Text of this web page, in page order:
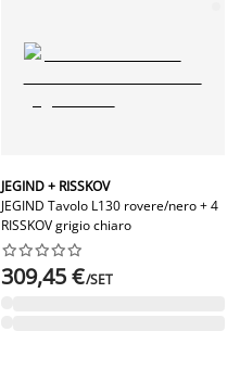
JEGIND + RISSKOV
JEGIND Tavolo L130 rovere/nero + 4
RISSKOV grigio chiaro






309,45 €/SET